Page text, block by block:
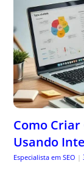
Como
Usando
Especialista em SEO |